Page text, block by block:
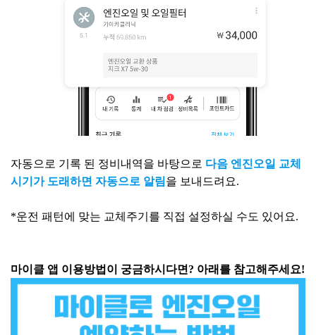
자동으로 기록 된 정비내역을 바탕으로 다음 엔진오일 교체
시기가 도래하면 자동으로 알림을 보내드려요. ​
*운전 패턴에 맞는 교체주기를 직접 설정하실 수도 있어요.
마이클 앱 이용방법이 궁금하시다면? 아래를 참고해주세요!